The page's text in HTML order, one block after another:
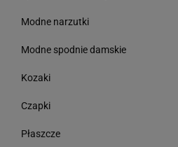
Modne narzutki
Modne spodnie damskie
Kozaki
Czapki
Płaszcze